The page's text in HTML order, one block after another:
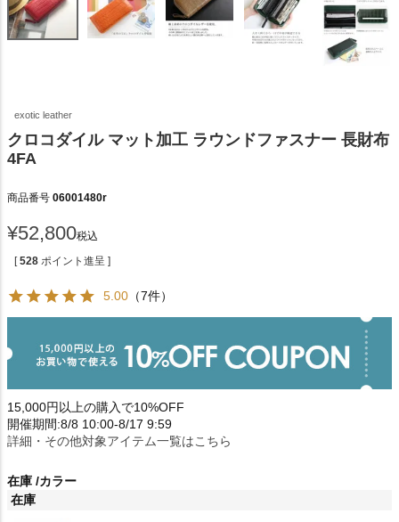
exotic leather
クロコダイル マット加工 ラウンドファスナー 長財布
4FA
商品番号 06001480r
¥52,800税込
[ 528 ポイント進呈 ]
5.00 （7件）
15,000円以上の購入で10%OFF
開催期間:8/8 10:00-8/17 9:59
詳細・その他対象アイテム一覧はこちら
在庫 カラー
在庫